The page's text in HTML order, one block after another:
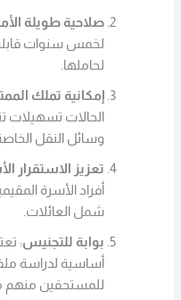
صلاحية طويلة
لخمس سنوات قابلة
لحاملها.
إمكانية تملك
الحالات
وسائل النقل
تعزيز الاستقرار
أفراد الأسرة
شمل العائلات.
بوابة للتجنيس:
أساسية لدراسة
للمستحقين منهم